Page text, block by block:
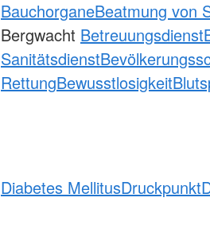
BauchorganeBeatmung von
Bergwacht Betreuungsdienst
Sanitätsdienst
RettungBewusstlosigkeit
Diabetes MellitusDruckpunkt